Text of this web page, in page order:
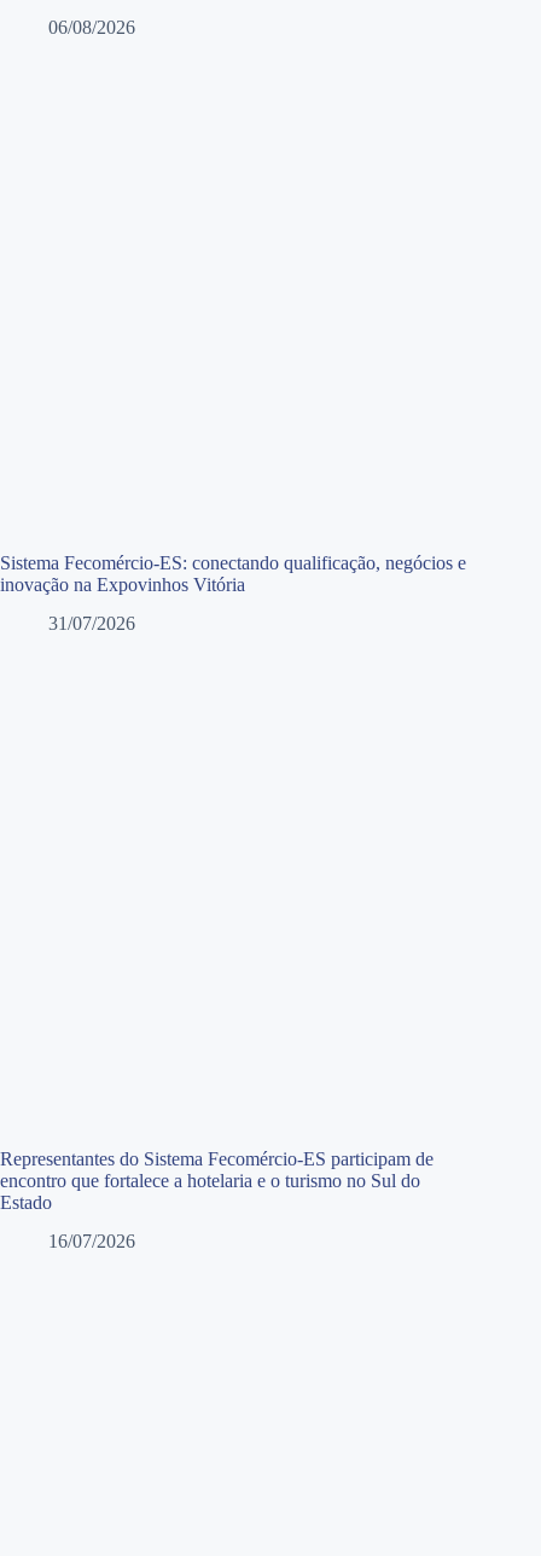
06/08/2026
Sistema Fecomércio-ES: conectando qualificação, negócios e
inovação na Expovinhos Vitória
31/07/2026
Representantes do Sistema Fecomércio-ES participam de
encontro que fortalece a hotelaria e o turismo no Sul do
Estado
16/07/2026